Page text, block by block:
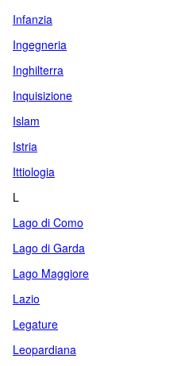
Infanzia
Ingegneria
Inghilterra
Inquisizione
Islam
Istria
Ittiologia
L
Lago di Como
Lago di Garda
Lago Maggiore
Lazio
Legature
Leopardiana